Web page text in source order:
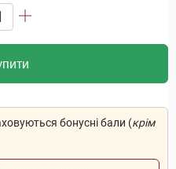
бонусні бали (крім